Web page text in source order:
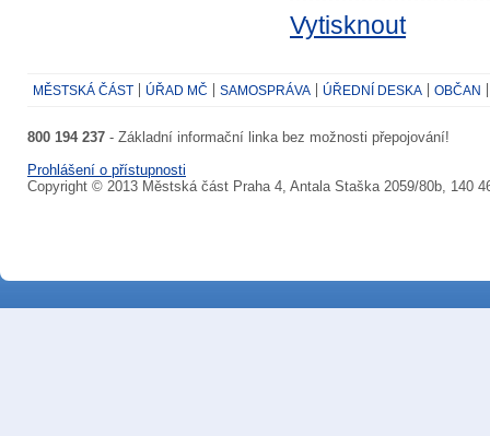
Vytisknout
MĚSTSKÁ ČÁST ÚŘAD MČ SAMOSPRÁVA ÚŘEDNÍ DESKA OBČAN
800 194 237 - Základní informační linka bez možnosti přepojování!
Prohlášení o přístupnosti
Copyright © 2013 Městská část Praha 4, Antala Staška 2059/80b, 140